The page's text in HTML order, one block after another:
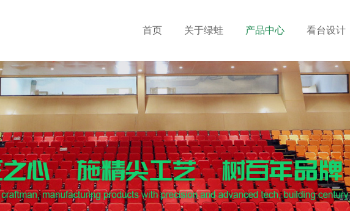
首页 关于绿蛙 产品中心 看台设计